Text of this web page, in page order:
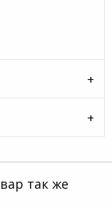
так же